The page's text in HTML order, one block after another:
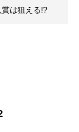
は狙える!?
タビュー記事の執筆